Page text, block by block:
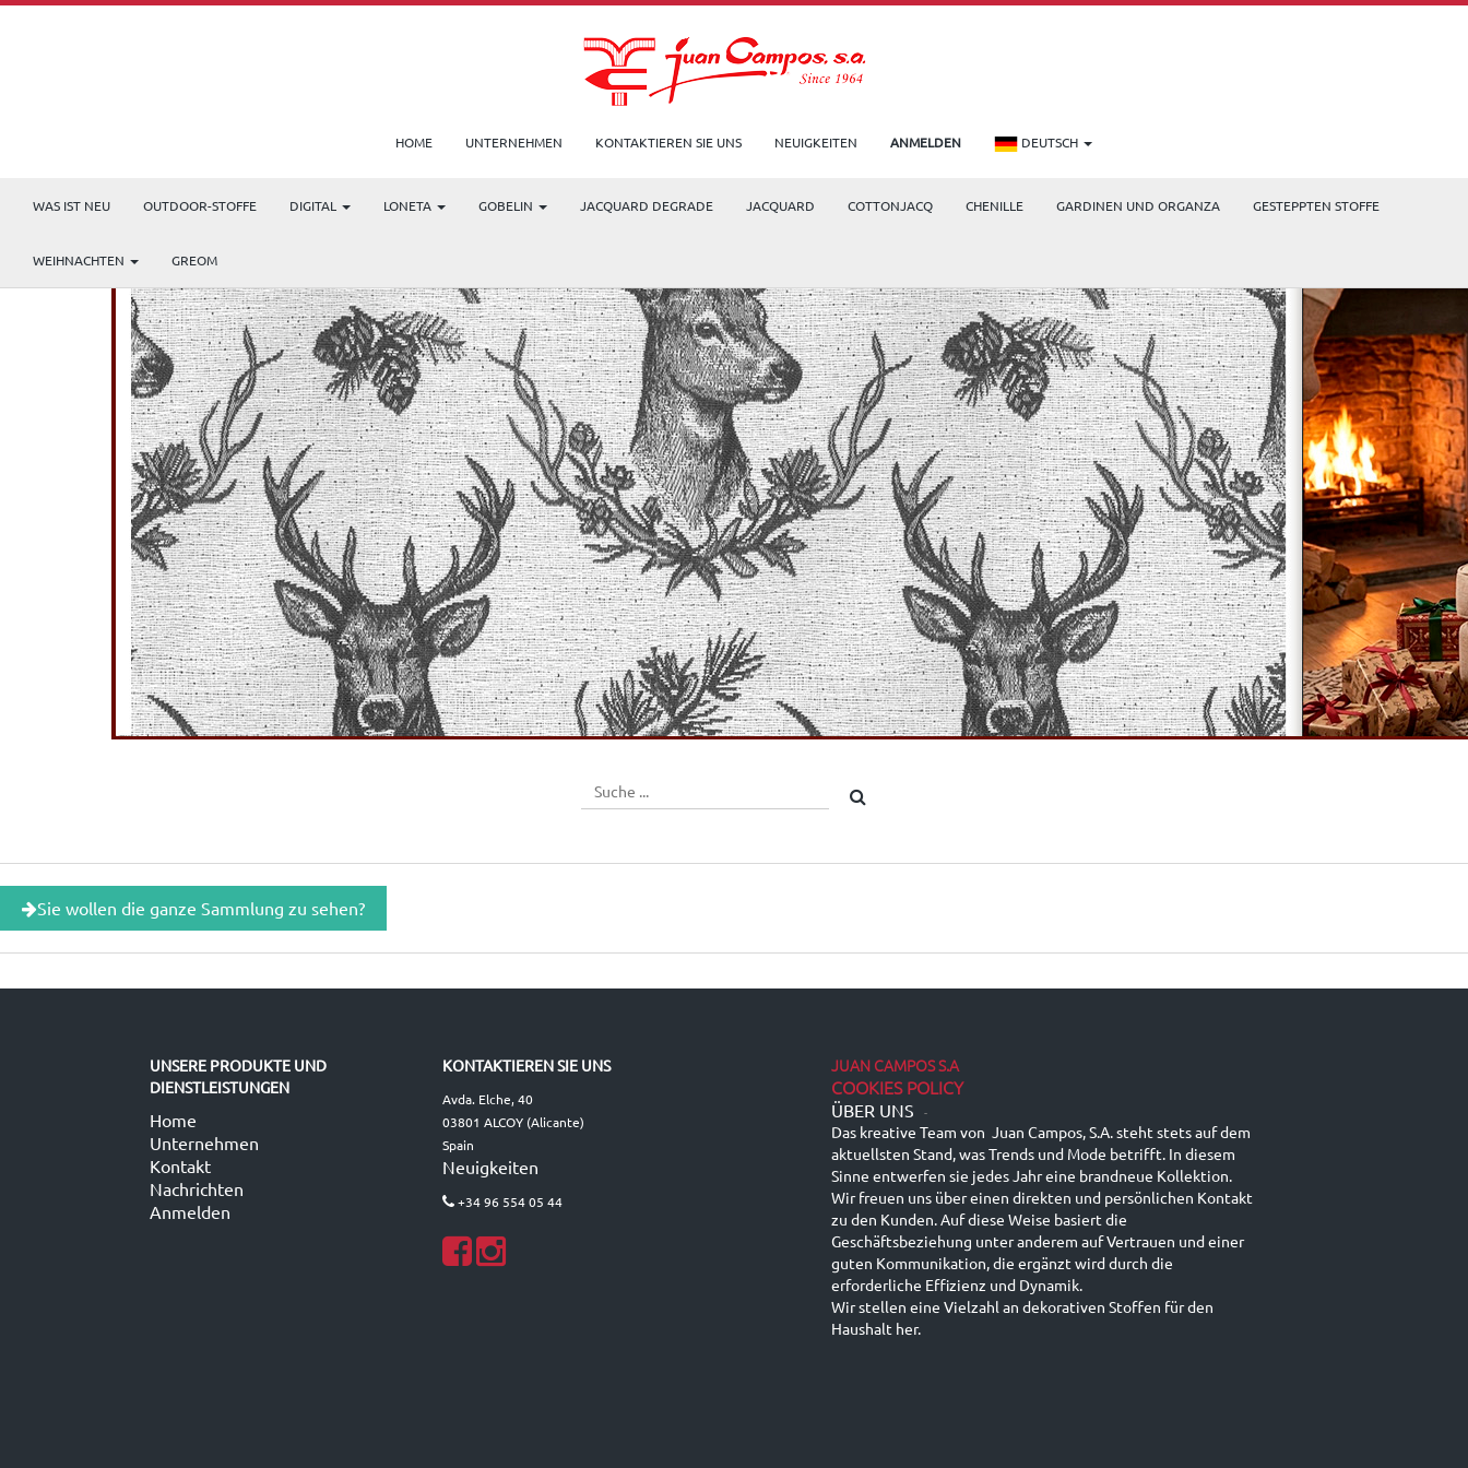
HOME UNTERNEHMEN KONTAKTIEREN SIE UNS NEUIGKEITEN ANMELDEN DEUTSCH
WAS IST NEU OUTDOOR-STOFFE DIGITAL LONETA GOBELIN JACQUARD DEGRADE JACQUARD COTTONJACQ CHENILLE GARDINEN UND ORGANZA GESTEPPTEN STOFFE
WEIHNACHTEN GREOM
Sie wollen die ganze Sammlung zu sehen?
UNSERE PRODUKTE UND
DIENSTLEISTUNGEN
Home
Unternehmen
Kontakt
Nachrichten
Anmelden
KONTAKTIEREN SIE UNS
Avda. Elche, 40
03801 ALCOY (Alicante)
Spain
Neuigkeiten
+34 96 554 05 44
JUAN CAMPOS S.A
COOKIES POLICY
ÜBER UNS -
Das kreative Team von Juan Campos, S.A. steht stets auf dem
aktuellsten Stand, was Trends und Mode betrifft. In diesem
Sinne entwerfen sie jedes Jahr eine brandneue Kollektion.
Wir freuen uns über einen direkten und persönlichen Kontakt
zu den Kunden. Auf diese Weise basiert die
Geschäftsbeziehung unter anderem auf Vertrauen und einer
guten Kommunikation, die ergänzt wird durch die
erforderliche Effizienz und Dynamik.
Wir stellen eine Vielzahl an dekorativen Stoffen für den
Haushalt her.